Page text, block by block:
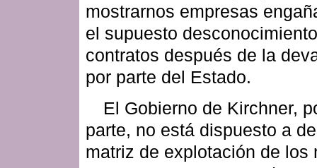
mostrarnos empresas
el supuesto
contratos después de la
por parte del Estado.
El Gobierno de Kirchner,
parte, no está dispuesto a
matriz de explotación de los